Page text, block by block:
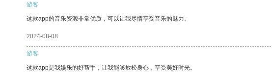
游客
这款app的音乐资源非常优质，可以让我尽情享受音乐的魅力。
2024-08-08
游客
这款app是我娱乐的好帮手，让我能够放松身心，享受美好时光。